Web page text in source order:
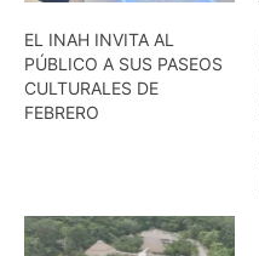
EL INAH INVITA AL
PÚBLICO A SUS PASEOS
CULTURALES DE
FEBRERO